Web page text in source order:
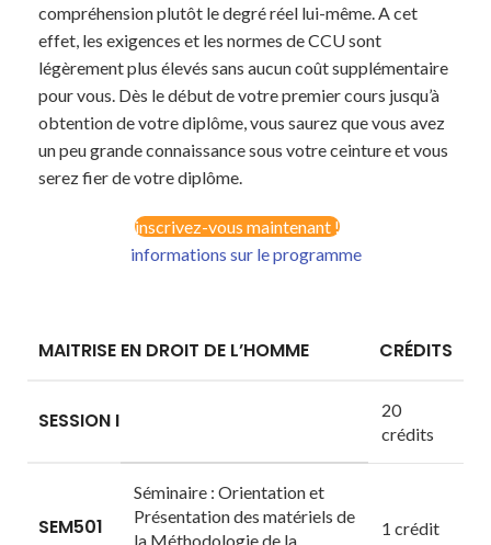
compréhension plutôt le degré réel lui-même. A cet
effet, les exigences et les normes de CCU sont
légèrement plus élevés sans aucun coût supplémentaire
pour vous. Dès le début de votre premier cours jusqu’à
obtention de votre diplôme, vous saurez que vous avez
un peu grande connaissance sous votre ceinture et vous
serez fier de votre diplôme.
inscrivez-vous maintenant !
informations sur le programme
MAITRISE EN DROIT DE L’HOMME CRÉDITS
SESSION I
20
crédits
SEM501
Séminaire : Orientation et
Présentation des matériels de
la Méthodologie de la
1 crédit